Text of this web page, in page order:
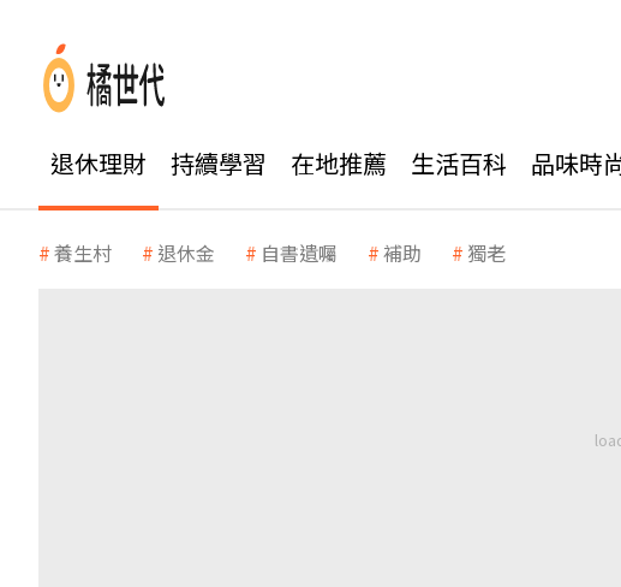
退休理財 持續學習 在地推薦 生活百科 品味時
養生村 退休金 自書遺囑 補助 獨老